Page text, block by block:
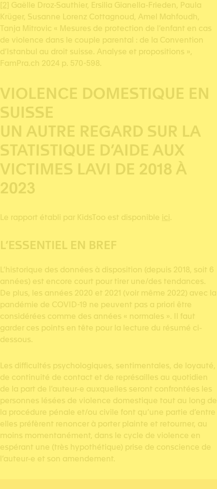
[2] Gaëlle Droz-Sauthier, Ersilia Gianella-Frieden, Paula
Krüger, Susanne Lorenz Cottagnoud, Amel Mahfoudh,
Tanja Mitrovic « Mesures de protection de l’enfant en cas
de violence dans le couple parental : de la Convention
d’Istanbul au droit suisse. Analyse et propositions »,
FamPra.ch 2024 p. 570-598.
VIOLENCE DOMESTIQUE EN
SUISSE
UN AUTRE REGARD SUR LA
STATISTIQUE D’AIDE AUX
VICTIMES LAVI DE 2018 À
2023
Le rapport établi par KidsToo est disponible ici.
L’ESSENTIEL EN BREF
L’historique des données à disposition (depuis 2018, soit 6
années) est encore court pour tirer une/des tendances.
De plus, les années 2020 et 2021 (voir même 2022) avec la
pandémie de COVID-19 ne peuvent pas a priori être
considérées comme des années « normales ». Il faut
garder ces points en tête pour la lecture du résumé ci-
dessous.
Les difficultés psychologiques, sentimentales, de loyauté,
de continuité de contact et de représailles au quotidien
de la part de l’auteur-e auxquelles seront confrontées les
personnes lésées de violence domestique tout au long de
la procédure pénale et/ou civile font qu’une partie d’entre
elles préfèrent renoncer à porter plainte et retourner, au
moins momentanément, dans le cycle de violence en
espérant une (très hypothétique) prise de conscience de
l’auteur-e et son amendement.